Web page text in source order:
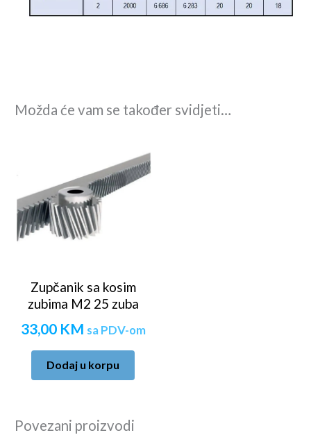
Možda će vam se također svidjeti…
Zupčanik sa kosim
zubima M2 25 zuba
33,00 KM sa PDV-om
Dodaj u korpu
Povezani proizvodi